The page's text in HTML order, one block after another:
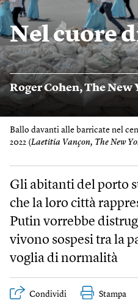
Ballo davanti alle barricate nel
2022 (Laetitia Vançon, The ​New
Nel cuore
Roger Cohen,The New
Gli abitanti del porto
che la loro città
Putin vorrebbe
vivono sospesi tra la
voglia di normalità
Condividi Stampa